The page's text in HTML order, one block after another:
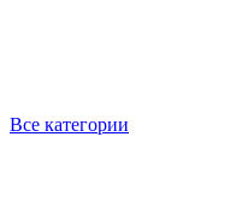
Все категории